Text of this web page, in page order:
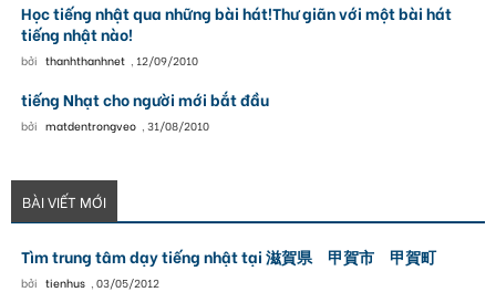
Học tiếng nhật qua những bài hát!Thư giãn với một bài hát
tiếng nhật nào!
bởi thanhthanhnet , 12/09/2010
tiếng Nhạt cho người mới bắt đầu
bởi matdentrongveo , 31/08/2010
BÀI VIẾT MỚI
Tìm trung tâm dạy tiếng nhật tại 滋賀県 甲賀市 甲賀町
bởi tienhus , 03/05/2012